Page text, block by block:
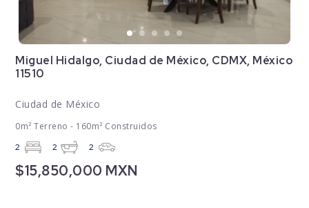
Miguel Hidalgo, Ciudad de México, CDMX, México
11510
Ciudad de México
0m² Terreno - 160m² Construidos
2 2 2
$15,850,000 MXN